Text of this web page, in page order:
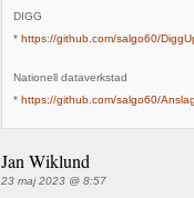
DIGG
* https://github.com/salgo60/
Nationell dataverkstad
* https://github.com/salgo60/
Jan Wiklund
23 maj 2023 @ 8:57